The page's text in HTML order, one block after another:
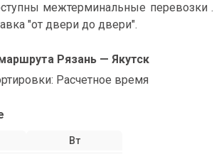
межтерминальные перевозки .
"от двери до двери".
Рязань — Якутск
Расчетное время
Вт